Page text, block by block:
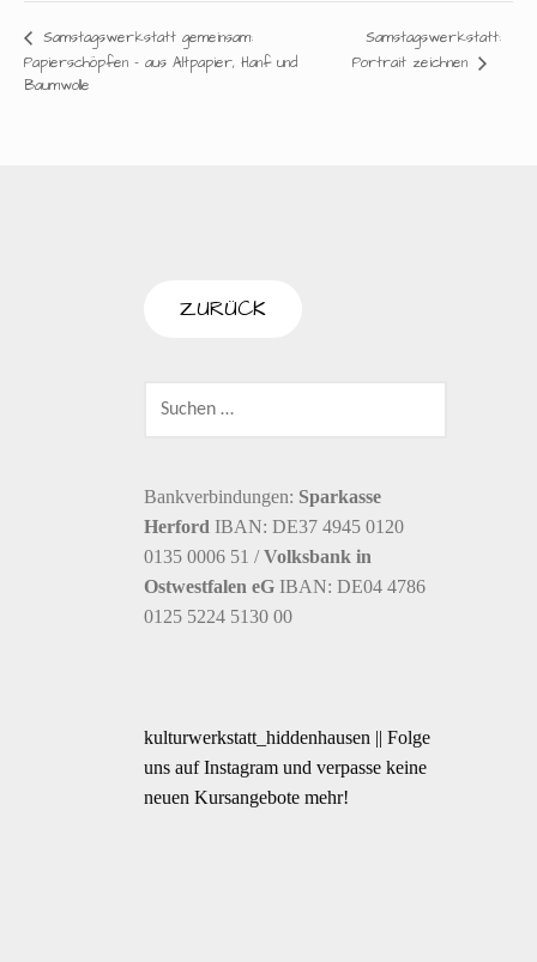
Samstagswerkstatt gemeinsam:
Papierschöpfen – aus Altpapier, Hanf und
Baumwolle
Samstagswerkstatt:
Portrait zeichnen
NACH:
Bankverbindungen: Sparkasse
HerfordIBAN: DE37 4945 0120
0135 0006 51 /Volksbank in
Ostwestfalen eGIBAN: DE04 4786
0125 5224 5130 00
kulturwerkstatt_hiddenhausen || Folge
uns auf Instagram und verpasse keine
neuen Kursangebote mehr!